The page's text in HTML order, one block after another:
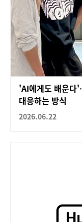
'AI에게도 배운다
대응하는 방식
2026.06.22